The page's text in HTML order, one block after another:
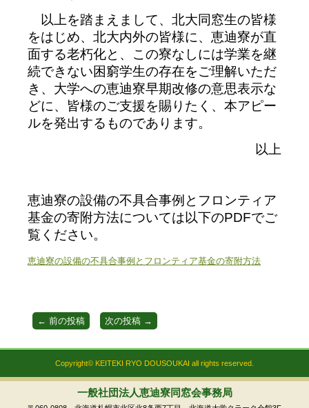
以上を踏まえまして、北大同窓生の皆様
をはじめ、北大内外の皆様に、恵迪寮が直
面する老朽化と、この寮なしには学業を継
続できない困窮学生の存在をご理解いただ
き、大学への恵迪寮早期改修の意思表示な
どに、皆様のご支援を賜りたく、本アピー
ルを発出するものであります。
以上
恵迪寮の設備の不具合事例とフロンティア
基金の寄附方法については以下のPDFでご
覧ください。
恵迪寮の設備の不具合事例とフロンティア基金の寄附方法
← 前の投稿 次の投稿 →
Copyright© KEITEKI RYO DOUSOUKAI all rights reserved.
一般社団法人恵迪寮同窓会事務局